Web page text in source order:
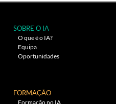
SOBRE O IA
O que é o IA?
Equipa
Oportunidades
FORMAÇÃO
Formação no IA